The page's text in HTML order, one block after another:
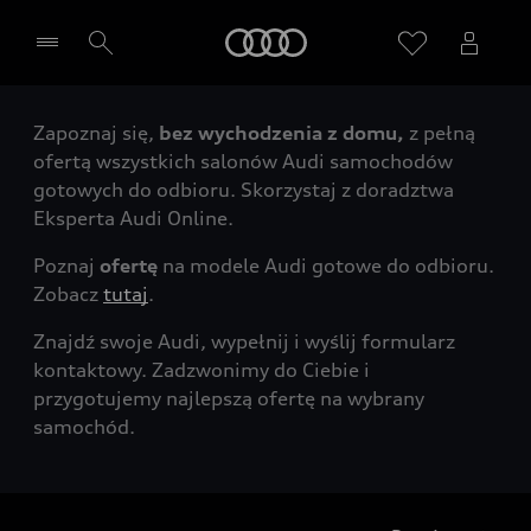
Wybierz Twojego Partnera Audi
Zapoznaj się, bez wychodzenia z domu, z pełną
ofertą wszystkich salonów Audi samochodów
gotowych do odbioru. Skorzystaj z doradztwa
Eksperta Audi Online.
Poznaj ofertę na modele Audi gotowe do odbioru.
Zobacz tutaj.
Znajdź swoje Audi, wypełnij i wyślij formularz
kontaktowy. Zadzwonimy do Ciebie i
przygotujemy najlepszą ofertę na wybrany
samochód.